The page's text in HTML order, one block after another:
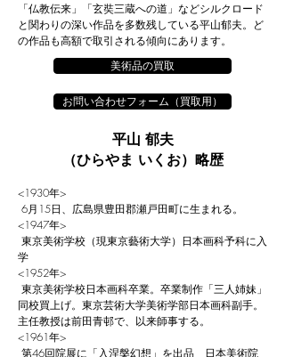
「仏教伝来」「玄奘三蔵への道」などシルクロード
と関わりの深い作品を多数残している平山郁夫。ど
の作品も高額で取引される傾向にあります。
美術品の買取
お問い合わせフォーム（買取用）
平山 郁夫
（ひらやま いくお）略歴
<1930年>
6月15日、広島県豊田郡瀬戸田町に生まれる。
<1947年>
東京美術学校（現東京藝術大学）日本画科予科に入
学
<1952年>
東京美術学校日本画科卒業。卒業制作「三人姉妹」
同校買上げ。東京芸術大学美術学部日本画科副手。
主任教授は前田青邨で、以来師事する。
<1961年>
第46回院展に「入涅槃幻想」を出品 日本美術院